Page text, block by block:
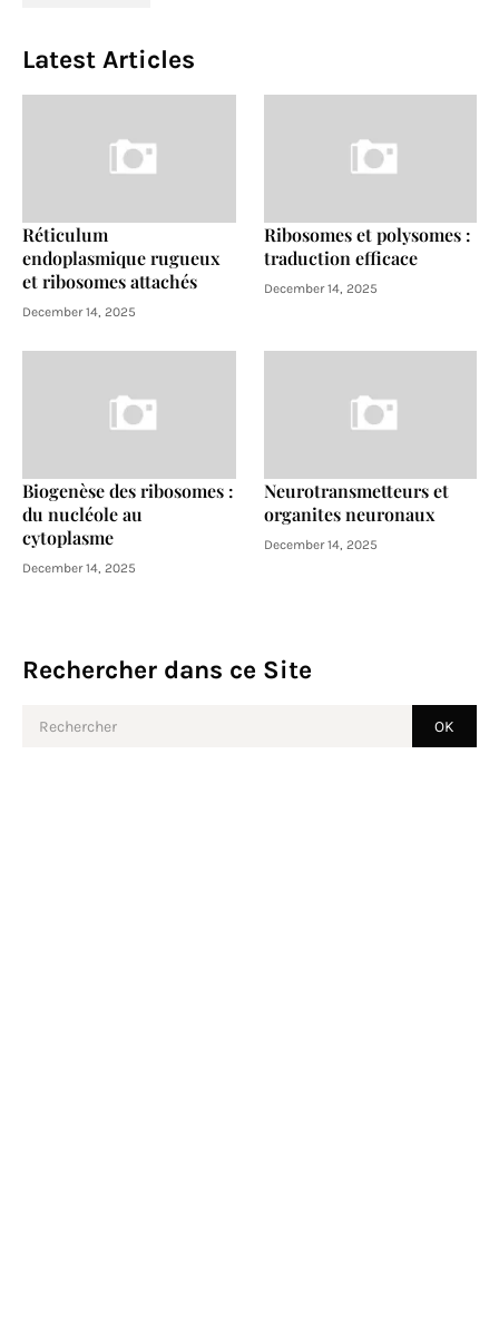
Latest Articles
Réticulum
endoplasmique rugueux
et ribosomes attachés
December 14, 2025
Ribosomes et polysomes :
traduction efficace
December 14, 2025
Biogenèse des ribosomes :
du nucléole au
cytoplasme
December 14, 2025
Neurotransmetteurs et
organites neuronaux
December 14, 2025
Rechercher dans ce Site